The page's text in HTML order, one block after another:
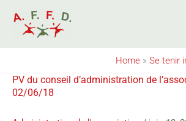
contenu
Home » Se tenir
PV du conseil d’administration de
02/06/18
PV
du